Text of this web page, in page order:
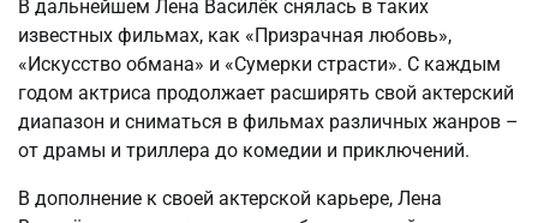
В дальнейшем Лена Василёк снялась в таких
известных фильмах, как «Призрачная любовь»,
«Искусство обмана» и «Сумерки страсти». С каждым
годом актриса продолжает расширять свой актерский
диапазон и сниматься в фильмах различных жанров –
от драмы и триллера до комедии и приключений.
В дополнение к своей актерской карьере, Лена